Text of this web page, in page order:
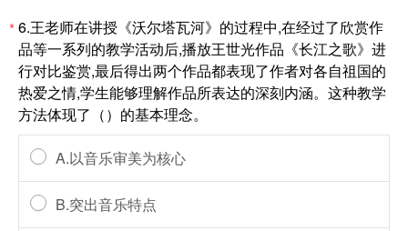
*6.王老师在讲授《沃尔塔瓦河》的过程中,在经过了欣赏作
品等一系列的教学活动后,播放王世光作品《长江之歌》进
行对比鉴赏,最后得出两个作品都表现了作者对各自祖国的
热爱之情,学生能够理解作品所表达的深刻内涵。这种教学
方法体现了（）的基本理念。
A.以音乐审美为核心
B.突出音乐特点